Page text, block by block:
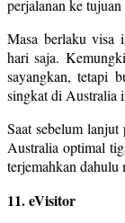
perjalanan ke
Masa berlaku visa
hari saja.
sayangkan, tetapi
singkat di Australia
Saat sebelum
Australia optimal
terjemahkan dahulu
11. eVisitor